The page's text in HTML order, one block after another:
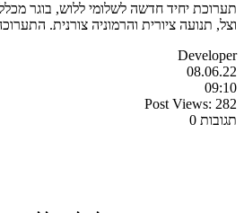
תערוכת יחיד חדשה לשלומי ללוש, בוגר
וצל, תנועה ציורית והרמוניה צורנית.
Developer
08.06.22
09:10
Post Views: 282
תגובות 0